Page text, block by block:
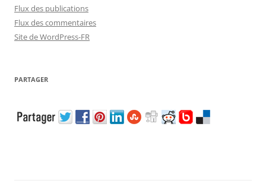
Flux des publications
Flux des commentaires
Site de WordPress-FR
PARTAGER